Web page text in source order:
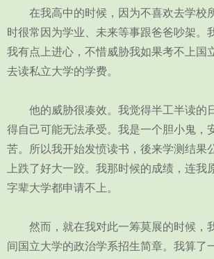
在我高中的时候，因为不喜欢去学校
时很常因为学业、未来等事跟爸爸吵架。
我有点上进心，不惜威胁我如果考不上国
去读私立大学的学费。
他的威胁很凑效。我觉得半工半读的
得自己可能无法承受。我是一个胆小鬼，
苦。所以我开始发愤读书，後来学测结果
上跌了好大一跤。我那时候的成绩，连我
字辈大学都申请不上。
然而，就在我对此一筹莫展的时候，
间国立大学的政治学系招生简章。我算了